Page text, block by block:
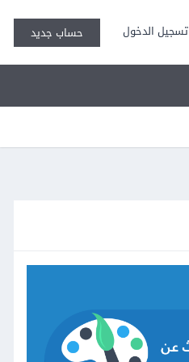
تسجيل الدخول حساب جديد